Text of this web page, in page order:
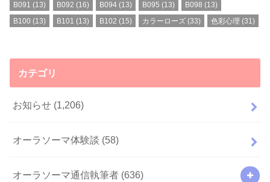
B091 (13) B092 (16) B094(13) B095 (13) B098 (13)
B100 (13) B101 (13) B102 (15) カラーローズ (33) 色彩心理 (31)
カテゴリ
お知らせ (1,206)
オーラソーマ体験談 (58)
オーラソーマ通信執筆者 (636)